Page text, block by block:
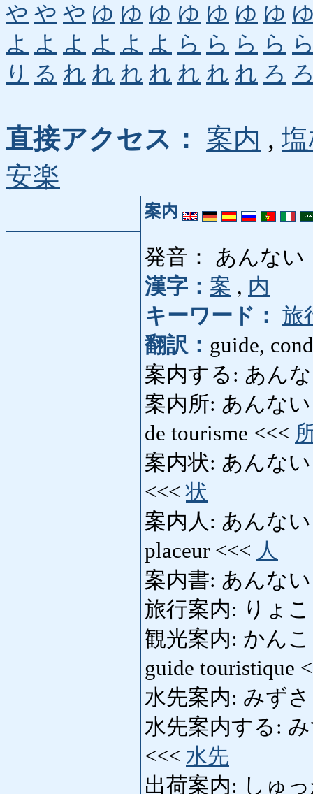
や や や ゆ ゆ ゆ ゆ ゆ ゆ ゆ
よ よ よ よ よ よ ら ら ら ら
り る れ れ れ れ れ れ れ ろ
直接アクセス： 案内 ,
安楽
案内
発音： あんない
漢字： 案 , 内
キーワード： 旅
翻訳： guide,
案内する: あん
案内所: あんない
de tourisme <<<
案内状: あんな
<<<状
案内人: あんない
placeur <<< 人
案内書: あんな
旅行案内: りょ
観光案内: かん
guide touristique
水先案内: みず
水先案内する:
<<< 水先
出荷案内: しゅ